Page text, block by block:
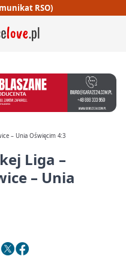
RSO)
– Unia Oświęcim 4:3
Liga –
– Unia